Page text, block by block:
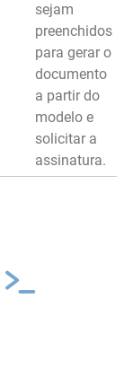
sejam
preenchidos
para gerar o
documento
a partir do
modelo e
solicitar a
assinatura.